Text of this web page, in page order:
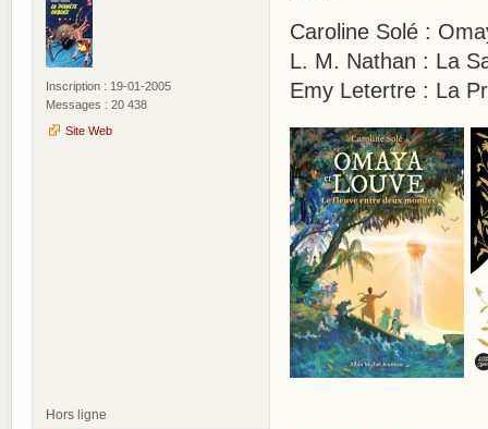
Inscription : 19-01-2005
Messages : 20 438
Site Web
Caroline Solé :
L. M. Nathan : La
Emy Letertre : La
Hors ligne